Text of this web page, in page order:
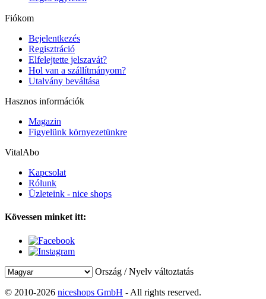
Fiókom
Bejelentkezés
Regisztráció
Elfelejtette jelszavát?
Hol van a szállítmányom?
Utalvány beváltása
Hasznos információk
Magazin
Figyelünk környezetünkre
VitalAbo
Kapcsolat
Rólunk
Üzleteink - nice shops
Kövessen minket itt:
Ország / Nyelv változtatás
© 2010-2026 niceshops GmbH - All rights reserved.